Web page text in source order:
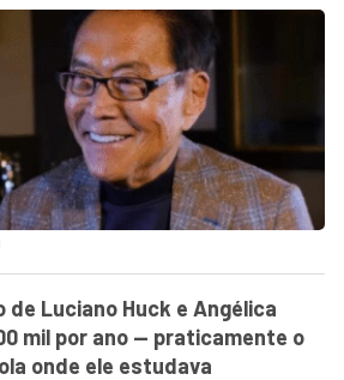
de Luciano Huck e Angélica
mil por ano — praticamente o
onde ele estudava